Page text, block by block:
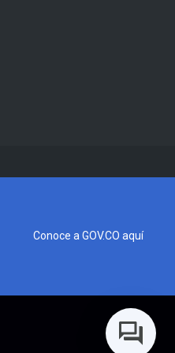
Conoce a GOV.CO aquí